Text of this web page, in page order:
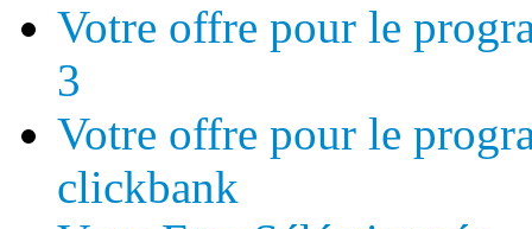
Votre offre pour le
3
Votre offre pour le
clickbank